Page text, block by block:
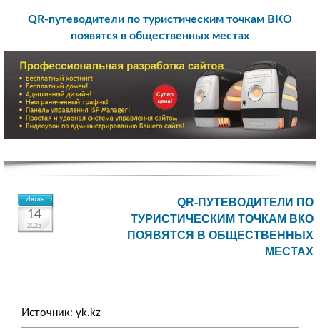
QR-путеводители по туристическим точкам ВКО
появятся в общественных местах
Июль
14
2025
QR-ПУТЕВОДИТЕЛИ ПО
ТУРИСТИЧЕСКИМ ТОЧКАМ ВКО
ПОЯВЯТСЯ В ОБЩЕСТВЕННЫХ
МЕСТАХ
Источник: yk.kz